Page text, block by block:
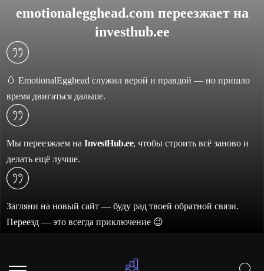
emotionalegghead.com переезжает на
investhub.ee
🥚 EmotionalEgghead служил верой и правдой — но пришло
время двигаться дальше.
Мы переезжаем на InvestHub.ee, чтобы строить всё заново и
делать ещё лучше.
Загляни на новый сайт — буду рад твоей обратной связи.
Переезд — это всегда приключение 😉